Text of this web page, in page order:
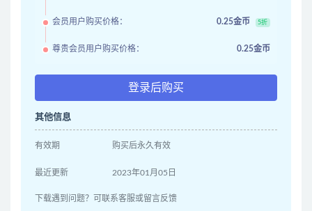
会员用户购买价格： 0.25金币 5折
尊贵会员用户购买价格： 0.25金币
登录后购买
其他信息
有效期 购买后永久有效
最近更新 2023年01月05日
下载遇到问题？可联系客服或留言反馈